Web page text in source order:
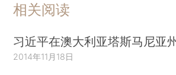
相关阅读
习近平在澳大利亚塔斯马尼亚
2014年11月18日